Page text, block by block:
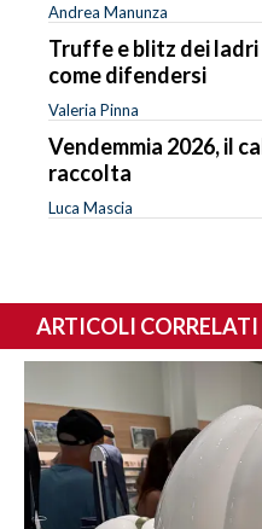
Andrea Manunza
Truffe e blitz dei ladri
come difendersi
Valeria Pinna
Vendemmia 2026, il
raccolta
Luca Mascia
ARTICOLI CORRELATI